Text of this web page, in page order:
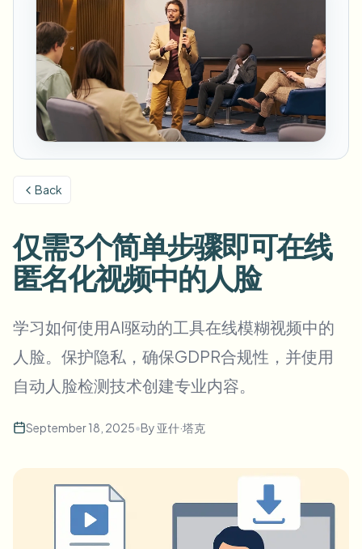
模糊人脸
模糊车牌
模糊背景
模糊任何内容
GDPR合规模糊
街头采访模糊
游戏与直播模糊
View all features
Browse every blur tool in one place
模糊车牌
模糊人脸
AI Video Object Remover
人脸匿名化
语音匿名处理器
换脸 - 视频
企业
学校与教育
校园摄像头、讲座和地区批量隐私
媒体与娱乐
试映、发布和合规
零售与电商
医疗
诊所和面向患者的视频管理
公共部门
大批量、保留期和SLA
批量车牌模糊
模糊任何内容
企业区域、策略和审核
资源
常见问题
博客
Whitepapers
工具
分类
Choose language
Back
仅需3个简单步骤即可在线
匿名化视频中的人脸
学习如何使用AI驱动的工具在线模糊视频中的
人脸。保护隐私，确保GDPR合规性，并使用
自动人脸检测技术创建专业内容。
September 18, 2025•By 亚什·塔克